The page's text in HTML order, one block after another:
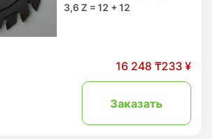
3,6 Z = 12 + 12
16 248 ₸233 ¥
Заказать